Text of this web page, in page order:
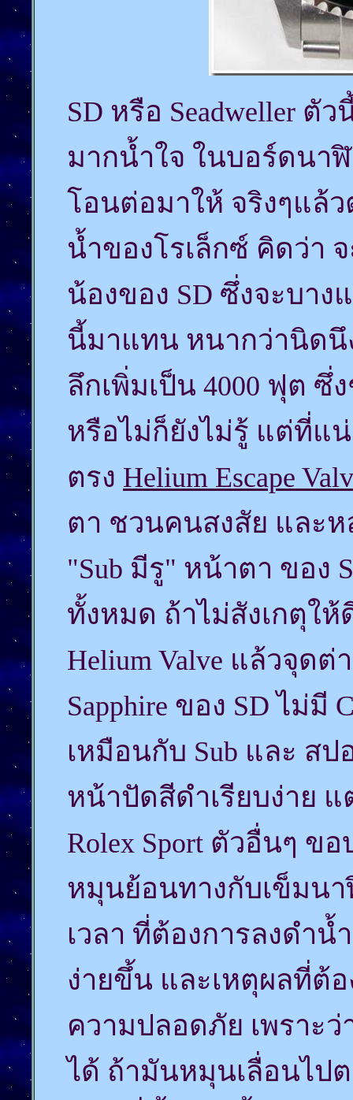
SD หรือ Seadweller ตั
มากน้ำใจ ในบอร์ดนา
โอนต่อมาให้ จริงๆแล้
น้ำของโรเล็กซ์ คิดว่า จ
น้องของ SD ซึ่งจะบา
นี้มาแทน หนากว่านิดนึ
ลึกเพิ่มเป็น 4000 ฟุต
หรือไม่ก็ยังไม่รู้ แต่ที่แ
ตรง Helium Escape
ตา ชวนคนสงสัย และ
"Sub มีรู" หน้าตา ของ
ทั้งหมด ถ้าไม่สังเกตุใ
Helium Valve แล้วจุด
Sapphire ของ SD ไม่
เหมือนกับ Sub และ ส
หน้าปัดสีดำเรียบง่าย
Rolex Sport ตัวอื่นๆ ข
หมุนย้อนทางกับเข็มน
เวลา ที่ต้องการลงดำ
ง่ายขึ้น และเหตุผลที่ต้
ความปลอดภัย เพราะ
ได้ ถ้ามันหมุนเลื่อนไป